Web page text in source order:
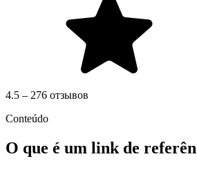
4.5 – 276 отзывов
Conteúdo
O que é um link de